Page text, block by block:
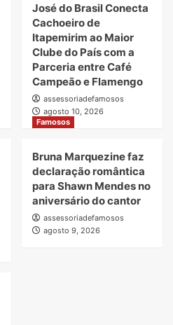
José do Brasil Conecta
Cachoeiro de
Itapemirim ao Maior
Clube do País com a
Parceria entre Café
Campeão e Flamengo
assessoriadefamosos
agosto 10, 2026
Famosos
Bruna Marquezine faz
declaração romântica
para Shawn Mendes no
aniversário do cantor
assessoriadefamosos
agosto 9, 2026